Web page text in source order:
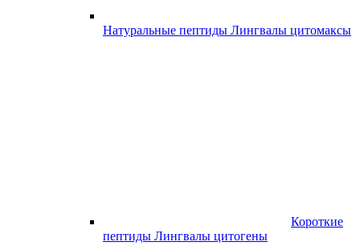
Натуральные пептиды Лингвалы цитомаксы
Короткие
пептиды Лингвалы цитогены